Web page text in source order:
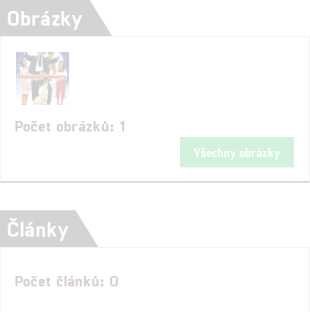
Obrázky
Počet obrázků: 1
Všechny obrázky
Články
Počet článků: 0